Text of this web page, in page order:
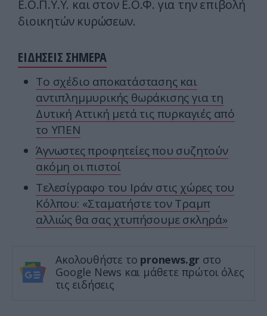
Ε.Ο.Π.Υ.Υ. και στον Ε.Ο.Φ. για την επιβολή
διοικητών κυρώσεων.
ΕΙΔΗΣΕΙΣ ΣΗΜΕΡΑ
Το σχέδιο αποκατάστασης και
αντιπλημμυρικής θωράκισης για τη
Δυτική Αττική μετά τις πυρκαγιές από
το ΥΠΕΝ
Άγνωστες προφητείες που συζητούν
ακόμη οι πιστοί
Τελεσίγραφο του Ιράν στις χώρες του
Κόλπου: «Σταματήστε τον Τραμπ
αλλιώς θα σας χτυπήσουμε σκληρά»
Ακολουθήστε το pronews.gr στο
Google News και μάθετε πρώτοι όλες
τις ειδήσεις